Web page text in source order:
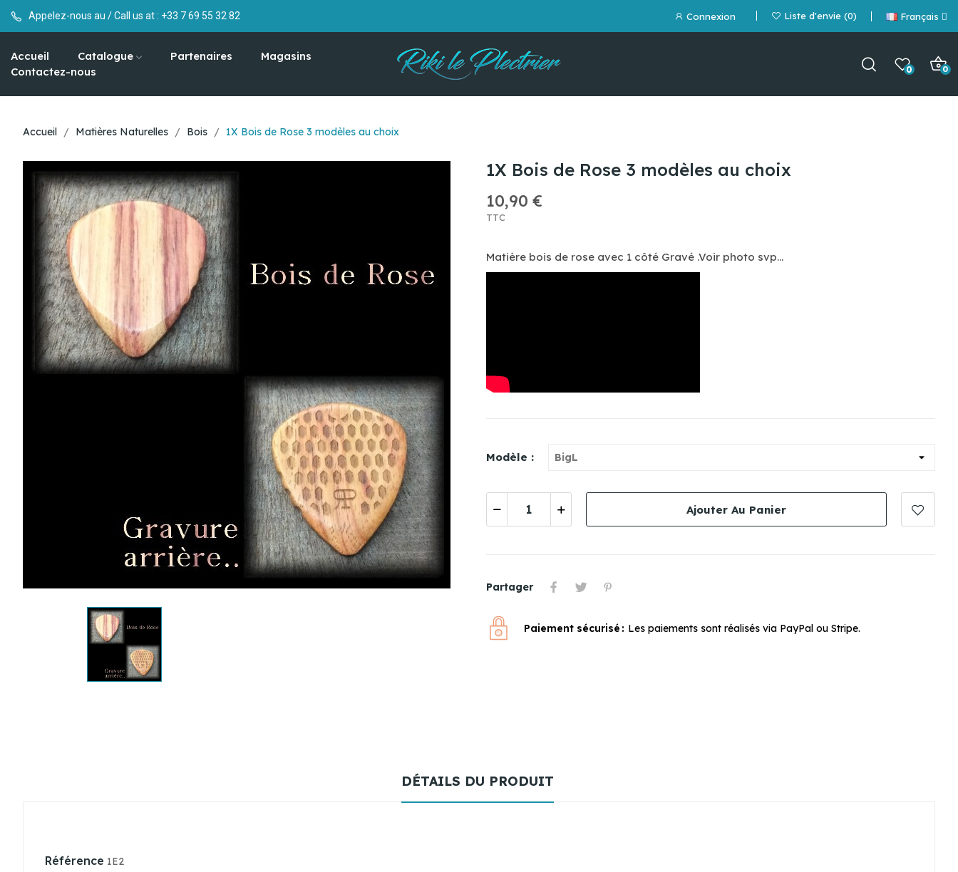
Appelez-nous au / Call us at : +33 7 69 55 32 82 Connexion Liste d'envie 0 Français
Accueil Catalogue Partenaires
Magasins
Contactez-nous
0 0
Accueil Matières Naturelles Bois 1X Bois de Rose 3 modèles au choix
1X Bois de Rose 3 modèles au choix
10,90 €
TTC
Matière bois de rose avec 1 côté Gravé .Voir photo svp...
Modèle :
Ajouter Au Panier
Partager
Paiement sécurisé Les paiements sont réalisés via PayPal ou Stripe.
DÉTAILS DU PRODUIT
Référence 1E2